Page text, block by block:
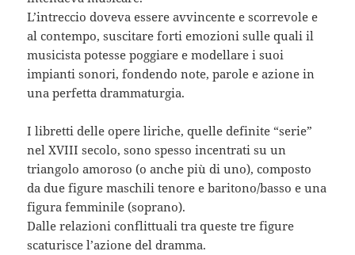
L’intreccio doveva essere avvincente e scorrevole e
al contempo, suscitare forti emozioni sulle quali il
musicista potesse poggiare e modellare i suoi
impianti sonori, fondendo note, parole e azione in
una perfetta drammaturgia.
I libretti delle opere liriche, quelle definite “serie”
nel XVIII secolo, sono spesso incentrati su un
triangolo amoroso (o anche più di uno), composto
da due figure maschili tenore e baritono/basso e una
figura femminile (soprano).
Dalle relazioni conflittuali tra queste tre figure
scaturisce l’azione del dramma.